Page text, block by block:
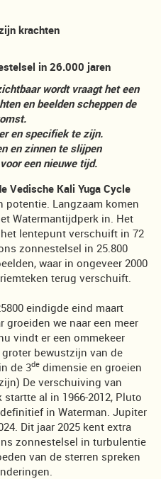
krachten
in 26.000 jaren
wordt vraagt het een
en beelden scheppen de
en specifiek te zijn.
en zinnen te slijpen
een nieuwe tijd.
Vedische Kali Yuga Cycle
Langzaam komen
Watermantijdperk in. Het
lentepunt verschuift in 72
zonnestelsel in 25.800
waar in ongeveer 2000
terug verschuift.
eindigde eind maart
groeiden we naar een meer
vindt er een ommekeer
bewustzijn van de
de 3de dimensie en groeien
De verschuiving van
al in 1966-2012, Pluto
in Waterman. Jupiter
Dit jaar 2025 kent extra
zonnestelsel in turbulentie
van de sterren spreken